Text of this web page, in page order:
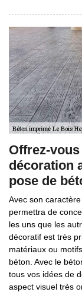
Offrez-
décoration
pose de
Avec son
permettra de
les uns que les
décoratif est très
matériaux ou
béton. Avec le
tous vos idées de
aspect visuel très